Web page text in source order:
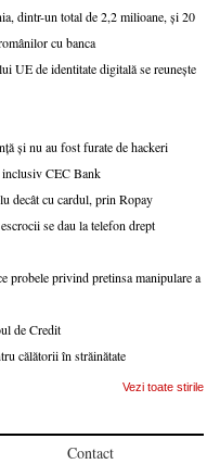
dintr-un total de 2,2 milioane, și 20
cu banca
UE de identitate digitală se reunește
și nu au fost furate de hackeri
CEC Bank
decât cu cardul, prin Ropay
se dau la telefon drept
probele privind pretinsa manipulare a
de Credit
călătorii în străinătate
Vezi toate stirile
Contact